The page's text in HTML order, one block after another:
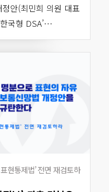
안(최민희 의원 대표
국형 DSA’…
현통제법’ 전면 재검토하